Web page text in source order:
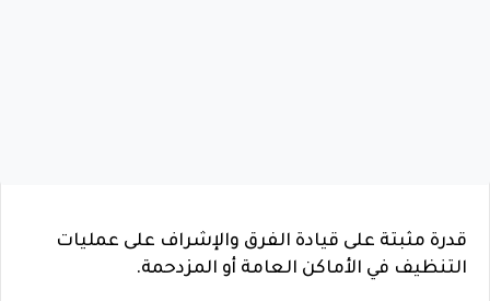
قدرة مثبتة على قيادة الفرق والإشراف على عمليات
التنظيف في الأماكن العامة أو المزدحمة.